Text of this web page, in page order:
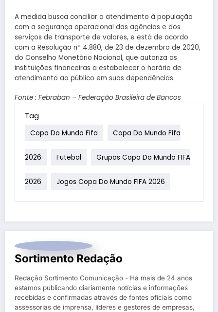
A medida busca conciliar o atendimento à população
com a segurança operacional das agências e dos
serviços de transporte de valores, e está de acordo
com a Resolução nº 4.880, de 23 de dezembro de 2020,
do Conselho Monetário Nacional, que autoriza as
instituições financeiras a estabelecer o horário de
atendimento ao público em suas dependências.
Fonte : Febraban – Federação Brasileira de Bancos
Tag
Copa Do Mundo Fifa Copa Do Mundo Fifa
2026 Futebol Grupos Copa Do Mundo FIFA
2026 Jogos Copa Do Mundo FIFA 2026
Sortimento Redação
Redação Sortimento Comunicação - Há mais de 24 anos
estamos publicando diariamente notícias e informações
recebidas e confirmadas através de fontes oficiais como
assessorias de imprensa, líderes e gestores de empresas,